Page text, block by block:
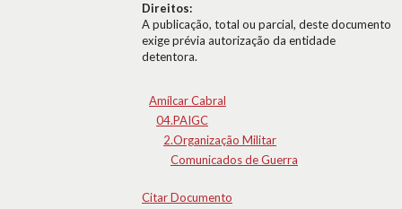
Direitos:
A publicação, total ou parcial, deste documento
exige prévia autorização da entidade
detentora.
Amílcar Cabral
04.PAIGC
2.Organização Militar
Comunicados de Guerra
Citar Documento